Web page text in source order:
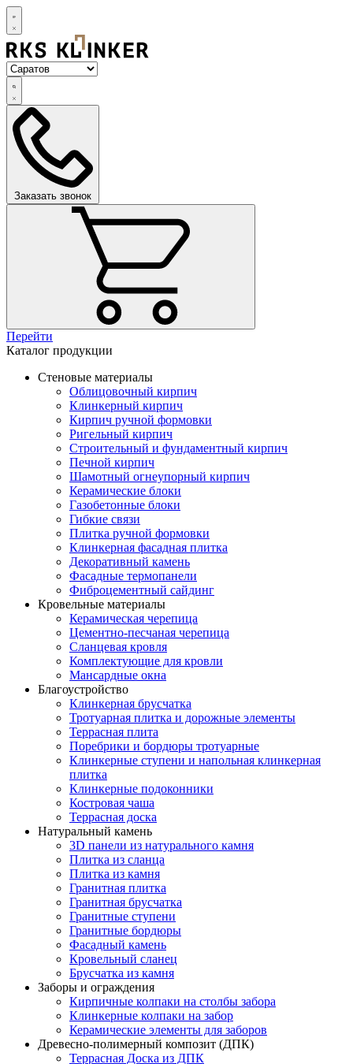
Заказать звонок
Перейти
Каталог продукции
Стеновые материалы
Облицовочный кирпич
Клинкерный кирпич
Кирпич ручной формовки
Ригельный кирпич
Строительный и фундаментный кирпич
Печной кирпич
Шамотный огнеупорный кирпич
Керамические блоки
Газобетонные блоки
Гибкие связи
Плитка ручной формовки
Клинкерная фасадная плитка
Декоративный камень
Фасадные термопанели
Фиброцементный сайдинг
Кровельные материалы
Керамическая черепица
Цементно-песчаная черепица
Сланцевая кровля
Комплектующие для кровли
Мансардные окна
Благоустройство
Клинкерная брусчатка
Тротуарная плитка и дорожные элементы
Террасная плита
Поребрики и бордюры тротуарные
Клинкерные ступени и напольная клинкерная
плитка
Клинкерные подоконники
Костровая чаша
Террасная доска
Натуральный камень
3D панели из натурального камня
Плитка из сланца
Плитка из камня
Гранитная плитка
Гранитная брусчатка
Гранитные ступени
Гранитные бордюры
Фасадный камень
Кровельный сланец
Брусчатка из камня
Заборы и ограждения
Кирпичные колпаки на столбы забора
Клинкерные колпаки на забор
Керамические элементы для заборов
Древесно-полимерный композит (ДПК)
Террасная Доска из ДПК